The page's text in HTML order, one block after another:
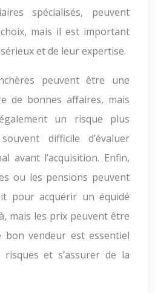
spécialisés, peuvent
mais il est important
et de leur expertise.
peuvent être une
de bonnes affaires, mais
un risque plus
difficile d’évaluer
avant l’acquisition. Enfin,
ou les pensions peuvent
pour acquérir un équidé
mais les prix peuvent être
bon vendeur est essentiel
et s’assurer de la